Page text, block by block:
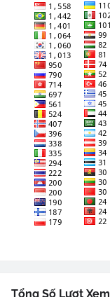
Tổng Số Lượt Xem